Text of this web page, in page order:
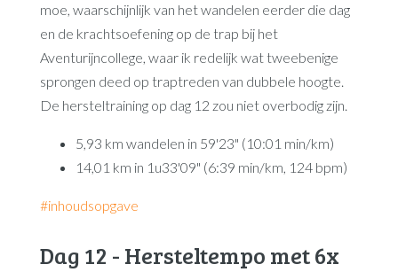
moe, waarschijnlijk van het wandelen eerder die dag
en de krachtsoefening op de trap bij het
Aventurijncollege, waar ik redelijk wat tweebenige
sprongen deed op traptreden van dubbele hoogte.
De hersteltraining op dag 12 zou niet overbodig zijn.
5,93 km wandelen in 59'23" (10:01 min/km)
14,01 km in 1u33'09" (6:39 min/km, 124 bpm)
#inhoudsopgave
Dag 12 - Hersteltempo met 6x